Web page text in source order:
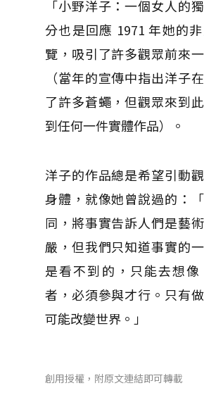
「小野洋子：一個女人的
分也是回應 1971 年她的
覽，吸引了許多觀眾前來
（當年的宣傳中指出洋子
了許多蒼蠅，但觀眾來到
到任何一件實體作品）。
洋子的作品總是希望引動
身體，就像她曾說過的：
同，將事實告訴人們是藝
嚴，但我們只知道事實的
是看不到的，只能去想
者，必須參與才行。只有
可能改變世界。」
創用授權，附原文連結即可轉載